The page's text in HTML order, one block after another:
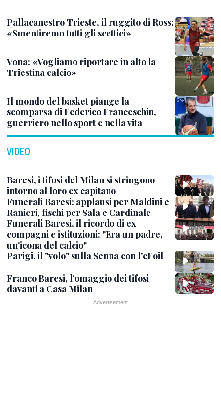
Pallacanestro Trieste, il ruggito di Ross:
«Smentiremo tutti gli scettici»
Vona: «Vogliamo riportare in alto la
Triestina calcio»
Il mondo del basket piange la
scomparsa di Federico Franceschin,
guerriero nello sport e nella vita
VIDEO
Baresi, i tifosi del Milan si stringono
intorno al loro ex capitano
Funerali Baresi: applausi per Maldini e
Ranieri, fischi per Sala e Cardinale
Funerali Baresi, il ricordo di ex
compagni e istituzioni: "Era un padre,
un'icona del calcio"
Parigi, il "volo" sulla Senna con l'eFoil
Franco Baresi, l'omaggio dei tifosi
davanti a Casa Milan